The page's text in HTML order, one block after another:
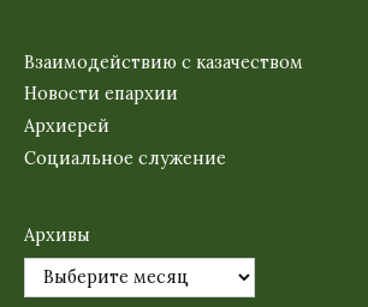
Взаимодействию с казачеством
Новости епархии
Архиерей
Социальное служение
Архивы